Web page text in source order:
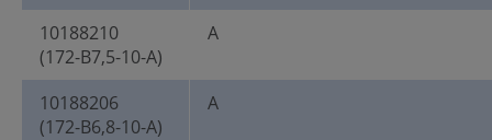
10188210
(172-B7,5-10-A)
A
10188206
(172-B6,8-10-A)
A